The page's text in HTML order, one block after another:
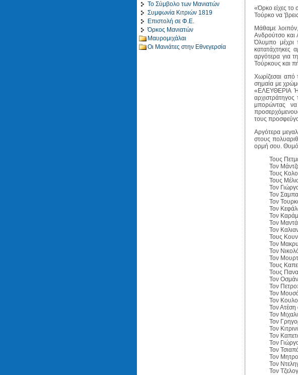
Το Σύμβολο των Μανιατών
Συμφωνία Κιτριών 1819
Επιστολή σε Φ.Ε.
Όρκος Μανιατών
Μαυρομιχάλαι
Οι Μανιάτες στην Εθνεγερσία
«Όρκο είχες το
Τούρκο να
Μάθαμε
Ανδρούτσο και
Όλυμπο μέχρι
κατατάχτηκες
αργότερα για
Τούρκους και
Χωρίζεσαι από
σημαία με
«ΕΛΕΥΘΕΡΙΑ Ή
μπορώντας
τους
Αργότερα
στους
ορμή σου.
Τους
Τον
Τους
Τους
Τον
Τον
Τον
Τον
Τον
Τον
Τον
Τους
Τον
Τον
Τον
Τους
Τους
Τον
Τον
Τον
Τον
Τον
Τον
Τον
Τον
Τον
Τον
Τον
Τον
Τον
Τον